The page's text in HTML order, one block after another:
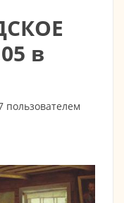
в
пользователем